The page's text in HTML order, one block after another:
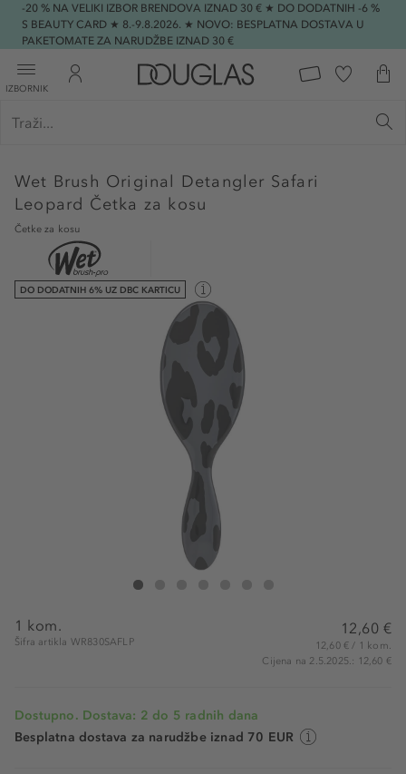
-20 % NA VELIKI IZBOR BRENDOVA IZNAD 30 € ★ DO DODATNIH -6 %
S BEAUTY CARD ★ 8.-9.8.2026. ★ NOVO: BESPLATNA DOSTAVA U
PAKETOMATE ZA NARUDŽBE IZNAD 30 €
IZBORNIK
Wet Brush Original Detangler Safari
Leopard Četka za kosu
Četke za kosu
DO DODATNIH 6% UZ DBC KARTICU
Wet Brush Original Detangler Safari Leopard
1 kom.
Šifra artikla WR830SAFLP
12,60 €
12,60 € / 1 kom.
Cijena na 2.5.2025.: 12,60 €
Dostupno. Dostava: 2 do 5 radnih dana
Besplatna dostava za narudžbe iznad 70 EUR